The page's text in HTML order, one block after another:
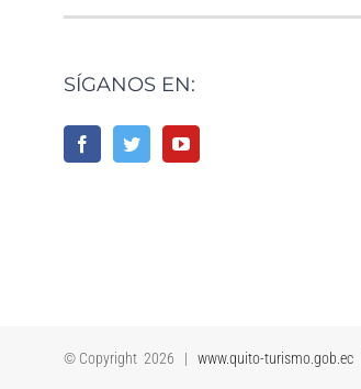
SÍGANOS EN:
© Copyright2026 |www.quito-turismo.gob.ec